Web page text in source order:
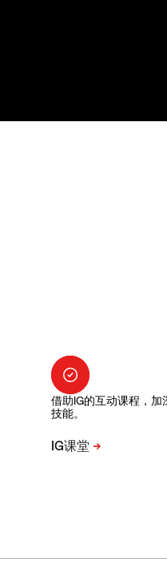
借助IG的互动课程，
技能。